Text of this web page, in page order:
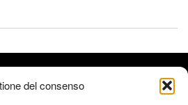
del consenso
SB'Com / Sophie